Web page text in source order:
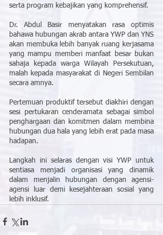
serta program kebajikan yang komprehensif.
Dr. Abdul Basir menyatakan rasa optimis
bahawa hubungan akrab antara YWP dan YNS
akan membuka lebih banyak ruang kerjasama
yang mampu memberi manfaat besar bukan
sahaja kepada warga Wilayah Persekutuan,
malah kepada masyarakat di Negeri Sembilan
secara amnya.
Pertemuan produktif tersebut diakhiri dengan
sesi pertukaran cenderamata sebagai simbol
penghargaan dan komitmen dalam membina
hubungan dua hala yang lebih erat pada masa
hadapan.
Langkah ini selaras dengan visi YWP untuk
sentiasa menjadi organisasi yang dinamik
dalam menjalin hubungan dengan agensi-
agensi luar demi kesejahteraan sosial yang
lebih inklusif.